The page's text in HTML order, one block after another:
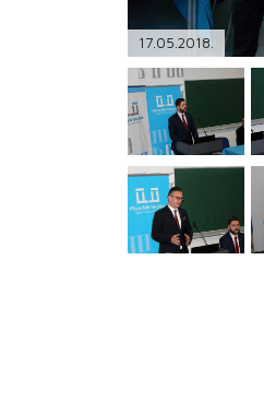
17.05.2018.